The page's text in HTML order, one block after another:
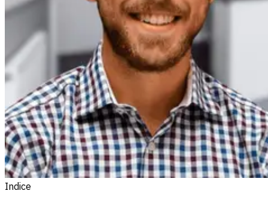
Indice